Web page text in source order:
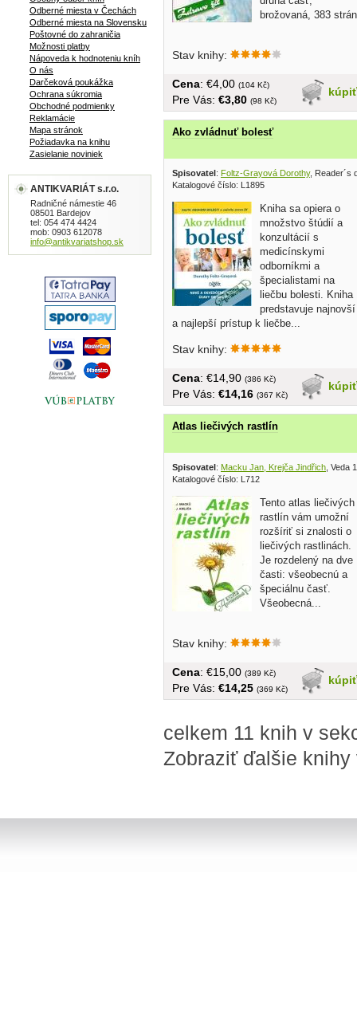
brožovaná, 383 strán
Stav knihy:
kúpiť
Cena: €4,00 (104 Kč)
Pre Vás: €3,80 (98 Kč)
Ako zvládnuť bolesť
Spisovatel: Foltz-Grayová Dorothy, Reader´s
Katalogové číslo: L1895
Kniha sa opiera o
množstvo štúdií a
konzultácií s
medicínskymi
odborníkmi a
špecialistami na
liečbu bolesti. Kniha
predstavuje najnovší
a najlepší prístup k liečbe...
Stav knihy:
kúpiť
Cena: €14,90 (386 Kč)
Pre Vás: €14,16 (367 Kč)
Atlas liečivých rastlín
Spisovatel: Macku Jan, Krejča Jindřich , Veda
Katalogové číslo: L712
Tento atlas liečivých
rastlín vám umožní
rozšíriť si znalosti o
liečivých rastlinách.
Je rozdelený na dve
časti: všeobecnú a
špeciálnu časť.
Všeobecná...
Stav knihy:
kúpiť
Cena: €15,00 (389 Kč)
Pre Vás: €14,25 (369 Kč)
celkem 11 knih v
Zobraziť ďalšie
Odberné miesta v Čechách
Odberné miesta na Slovensku
Poštovné do zahraničia
Možnosti platby
Nápoveda k hodnoteniu kníh
O nás
Darčeková poukážka
Ochrana súkromia
Obchodné podmienky
Reklamácie
Mapa stránok
Požiadavka na knihu
Zasielanie noviniek
ANTIKVARIÁT s.r.o.
Radničné námestie 46
08501 Bardejov
tel: 054 474 4424
mob: 0903 612078
info@antikvariatshop.sk